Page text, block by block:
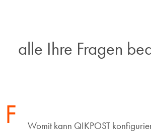
alle Ihre Fragen
F Womit kann QIKPOST